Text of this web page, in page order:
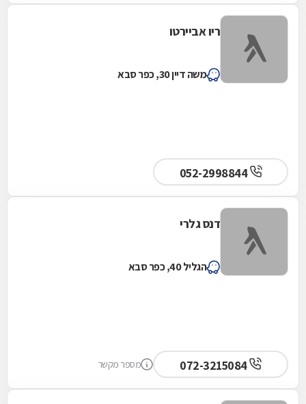
ריו אביירטו
משה דיין 30, כפר סבא
052-2998844
דנס גלרי
הגליל 40, כפר סבא
072-3215084 מספר מקשר